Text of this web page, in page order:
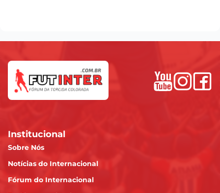
Institucional
Sobre Nós
Notícias do Internacional
Fórum do Internacional